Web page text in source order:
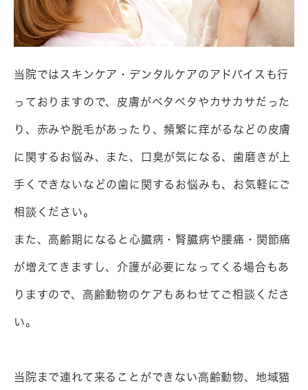
当院ではスキンケア・デンタルケアのアドバイスも行
っておりますので、皮膚がベタベタやカサカサだった
り、赤みや脱毛があったり、頻繁に痒がるなどの皮膚
に関するお悩み、また、口臭が気になる、歯磨きが上
手くできないなどの歯に関するお悩みも、お気軽にご
相談ください。
また、高齢期になると心臓病・腎臓病や腰痛・関節痛
が増えてきますし、介護が必要になってくる場合もあ
りますので、高齢動物のケアもあわせてご相談くださ
い。
当院まで連れて来ることができない高齢動物、地域猫